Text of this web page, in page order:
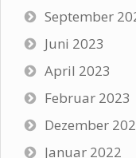
September
Juni 2023
April 2023
Februar 2023
Dezember
Januar 2022